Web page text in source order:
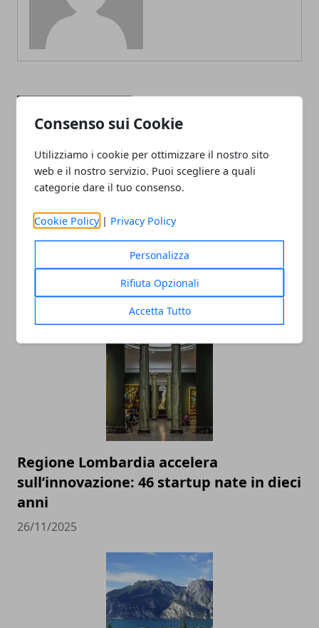
Consenso sui Cookie
Utilizziamo i cookie per ottimizzare il nostro sito
web e il nostro servizio. Puoi scegliere a quali
categorie dare il tuo consenso.
Cookie Policy | Privacy Policy
Personalizza
Rifiuta Opzionali
Accetta Tutto
Milano accelera, la Lombardia tiene il
passo: il nuovo scenario del Real Estate
Regione Lombardia accelera
sull’innovazione: 46 startup nate in dieci
anni
26/11/2025